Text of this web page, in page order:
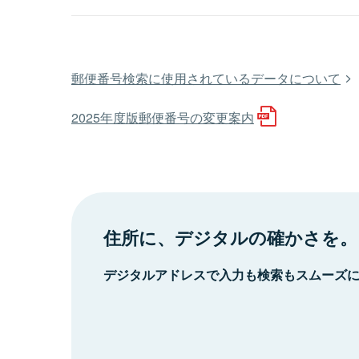
郵便番号検索に使用されているデータについて
2025年度版郵便番号の変更案内
住所に、デジタルの確かさを。
デジタルアドレスで入力も検索もスムーズ